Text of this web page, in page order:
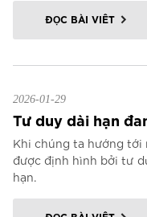
ĐỌC BÀI VIẾT
2026-01-29
Tư duy dài hạn
Khi chúng ta hướng tới
được định hình bởi tư
hạn.